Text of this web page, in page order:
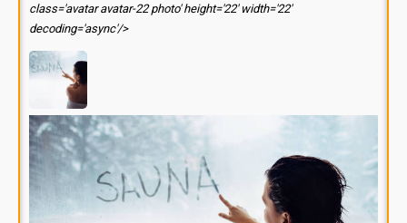
class='avatar avatar-22 photo' height='22' width='22'
decoding='async'/>